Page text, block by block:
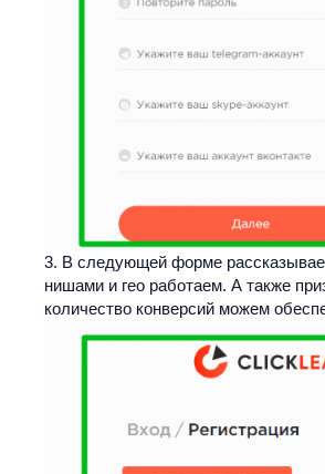
В следующей форме
нишами и гео работаем. А также
количество конверсий можем